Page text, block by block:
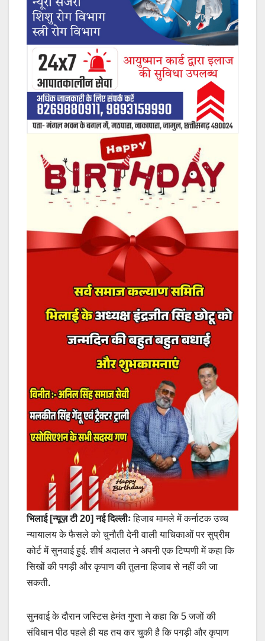
भिलाई [न्यूज़ टी 20]नई दिल्लीःहिजाब मामले में कर्नाटक उच्च
न्यायालय के फैसले को चुनौती देनी वाली याचिकाओं पर सुप्रीम
कोर्ट में सुनवाई हुई. शीर्ष अदालत ने अपनी एक टिप्पणी में कहा कि
सिखों की पगड़ी और कृपाण की तुलना हिजाब से नहीं की जा
सकती.
सुनवाई के दौरान जस्टिस हेमंत गुप्ता ने कहा कि 5 जजों की
संविधान पीठ पहले ही यह तय कर चुकी है कि पगड़ी और कृपाण